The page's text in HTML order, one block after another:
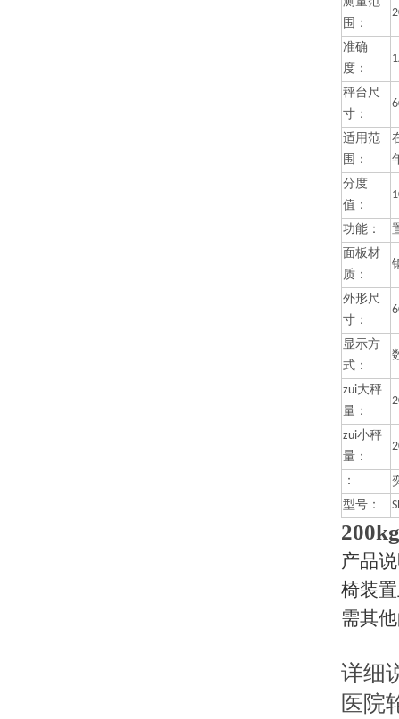
围：
准确
度：
秤台尺
寸：
适用范
围：
分度
值：
功能：
面板材
质：
外形尺
寸：
显示方
式：
zui大秤
量：
zui小秤
量：
：
型号：
产品
椅装
需其
详细
医院